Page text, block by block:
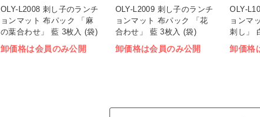
OLY-L2008 刺し子のランチ
ョンマット 布パック 「麻
の葉合わせ」 藍 3枚入 (袋)
卸価格は会員のみ公開
OLY-L2009 刺し子のランチ
ョンマット 布パック 「花
合わせ」 藍 3枚入 (袋)
卸価格は会員のみ公開
OLY-
ョンマ
刺し」
卸価格